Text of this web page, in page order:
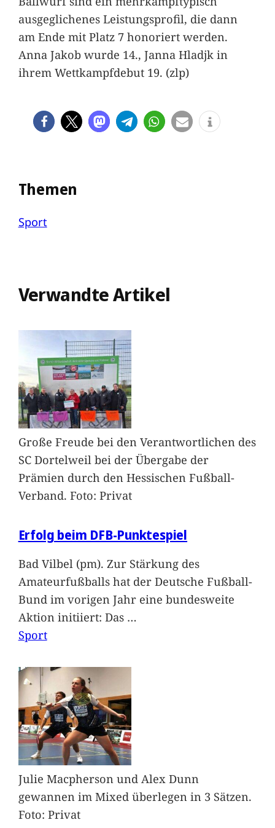
ausgeglichenes Leistungsprofil, die dann
am Ende mit Platz 7 honoriert werden.
Anna Jakob wurde 14., Janna Hladjk in
ihrem Wettkampfdebut 19. (zlp)
Themen
Sport
Verwandte Artikel
Große Freude bei den Verantwortlichen des
SC Dortelweil bei der Übergabe der
Prämien durch den Hessischen Fußball-
Verband. Foto: Privat
Erfolg beim DFB-Punktespiel
Bad Vilbel (pm). Zur Stärkung des
Amateurfußballs hat der Deutsche Fußball-
Bund im vorigen Jahr eine bundesweite
Aktion initiiert: Das …
Sport
Julie Macpherson und Alex Dunn
gewannen im Mixed überlegen in 3 Sätzen.
Foto: Privat